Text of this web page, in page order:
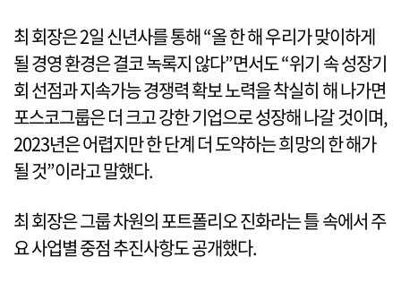
최 회장은 2일 신년사를 통해 “올 한 해 우리가 맞이하게
될 경영 환경은 결코 녹록지 않다”면서도 “위기 속 성장기
회 선점과 지속가능 경쟁력 확보 노력을 착실히 해 나가면
포스코그룹은 더 크고 강한 기업으로 성장해 나갈 것이며,
2023년은 어렵지만 한 단계 더 도약하는 희망의 한 해가
될 것”이라고 말했다.
최 회장은 그룹 차원의 포트폴리오 진화라는 틀 속에서 주
요 사업별 중점 추진사항도 공개했다.